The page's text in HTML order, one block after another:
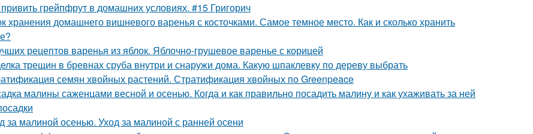
привить грейпфрут в домашних условиях. #15 Григорич
хранения домашнего вишневого варенья с косточками. Самое темное место. Как и сколько хранить
рецептов варенья из яблок. Яблочно-грушевое варенье с корицей
трещин в бревнах сруба внутри и снаружи дома. Какую шпаклевку по дереву выбрать
семян хвойных растений. Стратификация хвойных по Greenpeace
малины саженцами весной и осенью. Когда и как правильно посадить малину и как ухаживать за ней
за малиной осенью. Уход за малиной с ранней осени